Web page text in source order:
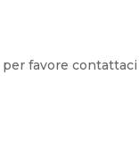
favore